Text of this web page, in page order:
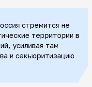
стремится не
территории в
усиливая там
и секьюритизацию